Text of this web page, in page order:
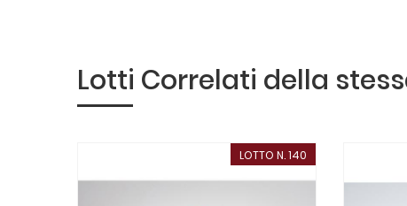
Lotti Correlati della
LOTTO N. 140